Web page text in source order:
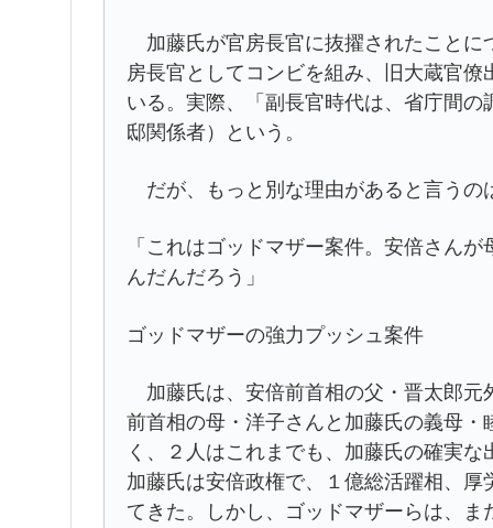
加藤氏が官房長官に抜擢されたことに
房長官としてコンビを組み、旧大蔵官
いる。実際、「副長官時代は、省庁間
邸関係者）という。
だが、もっと別な理由があると言うの
「これはゴッドマザー案件。安倍さん
んだんだろう」
ゴッドマザーの強力プッシュ案件
加藤氏は、安倍前首相の父・晋太郎元
前首相の母・洋子さんと加藤氏の義母
く、２人はこれまでも、加藤氏の確実
加藤氏は安倍政権で、１億総活躍相、
てきた。しかし、ゴッドマザーらは、